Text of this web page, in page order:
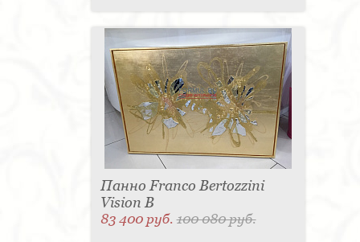
Панно Franco Bertozzini
Vision B
83 400 руб.100 080 руб.